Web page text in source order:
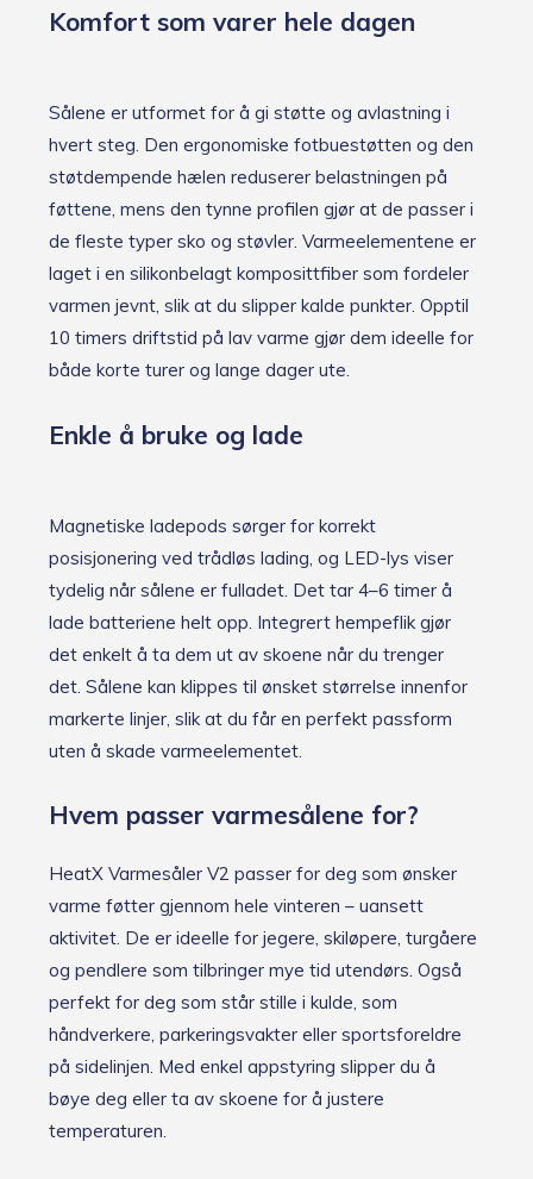
Komfort som varer hele dagen
Sålene er utformet for å gi støtte og avlastning i
hvert steg. Den ergonomiske fotbuestøtten og den
støtdempende hælen reduserer belastningen på
føttene, mens den tynne profilen gjør at de passer i
de fleste typer sko og støvler. Varmeelementene er
laget i en silikonbelagt komposittfiber som fordeler
varmen jevnt, slik at du slipper kalde punkter. Opptil
10 timers driftstid på lav varme gjør dem ideelle for
både korte turer og lange dager ute.
Enkle å bruke og lade
Magnetiske ladepods sørger for korrekt
posisjonering ved trådløs lading, og LED-lys viser
tydelig når sålene er fulladet. Det tar 4–6 timer å
lade batteriene helt opp. Integrert hempeflik gjør
det enkelt å ta dem ut av skoene når du trenger
det. Sålene kan klippes til ønsket størrelse innenfor
markerte linjer, slik at du får en perfekt passform
uten å skade varmeelementet.
Hvem passer varmesålene for?
HeatX Varmesåler V2 passer for deg som ønsker
varme føtter gjennom hele vinteren – uansett
aktivitet. De er ideelle for jegere, skiløpere, turgåere
og pendlere som tilbringer mye tid utendørs. Også
perfekt for deg som står stille i kulde, som
håndverkere, parkeringsvakter eller sportsforeldre
på sidelinjen. Med enkel appstyring slipper du å
bøye deg eller ta av skoene for å justere
temperaturen.